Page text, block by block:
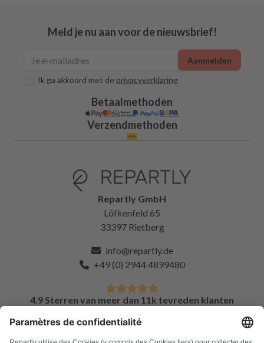
Meld je nu aan voor de nieuwsbrief!
Ik ga akkoord met de privacyverklaring
Aanmelden
Betaalmethoden
Verzendmethoden
Repartly GmbH
Löfkenfeld 65
33397 Rietberg
info@repartly.de
+49 (0) 2944 4899480
4.9 Sterren van meer dan 11k tevreden klanten